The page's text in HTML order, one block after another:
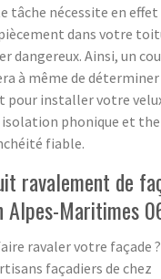
tâche nécessite en effet
dans votre
dangereux. Ainsi, un
à même de déterminer
pour installer votre
phonique et
fiable.
ravalement de
Alpes-Maritimes
ravaler votre façade ?
façadiers de chez